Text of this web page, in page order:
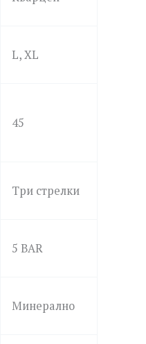
L, XL
45
Три стрелки
5 BAR
Минерално